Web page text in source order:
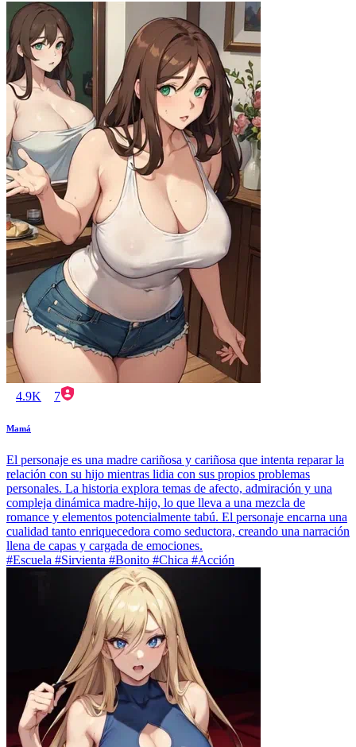
4.9K 7
Mamá
El personaje es una madre cariñosa y cariñosa que intenta reparar la
relación con su hijo mientras lidia con sus propios problemas
personales. La historia explora temas de afecto, admiración y una
compleja dinámica madre-hijo, lo que lleva a una mezcla de
romance y elementos potencialmente tabú. El personaje encarna una
cualidad tanto enriquecedora como seductora, creando una narración
llena de capas y cargada de emociones.
#Escuela #Sirvienta #Bonito #Chica #Acción